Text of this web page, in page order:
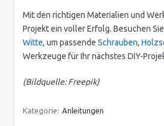
Mit den richtigen Materialien und
Projekt ein voller Erfolg. Besuchen
Witte, um passende Schrauben,
Werkzeuge für Ihr nächstes DIY-
(Bildquelle: Freepik)
Kategorie: Anleitungen